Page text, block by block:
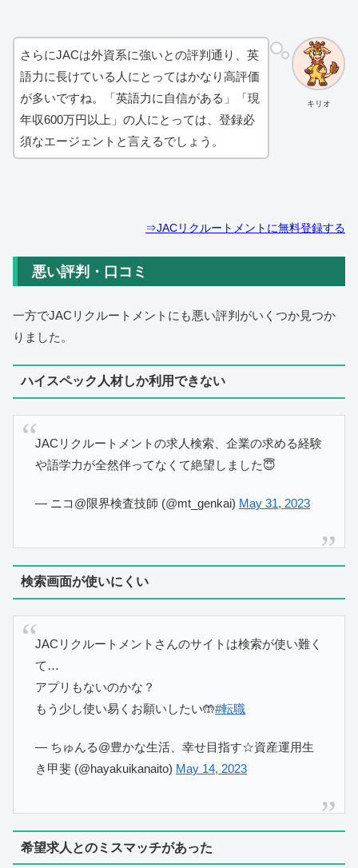
キリオ
さらにJACは外資系に強いとの評判通り、英
語力に長けている人にとってはかなり高評価
が多いですね。「英語力に自信がある」「現
年収600万円以上」の人にとっては、登録必
須なエージェントと言えるでしょう。
⇒JACリクルートメントに無料登録する
悪い評判・口コミ
一方でJACリクルートメントにも悪い評判がいくつか見つか
りました。
ハイスペック人材しか利用できない
JACリクルートメントの求人検索、企業の求める経験
や語学力が全然伴ってなくて絶望しました😇
— ニコ@限界検査技師 (@mt_genkai) May 31, 2023
検索画面が使いにくい
JACリクルートメントさんのサイトは検索が使い難く
て…
アプリもないのかな？
もう少し使い易くお願いしたい🤲#転職
— ちゅんる@豊かな生活、幸せ目指す☆資産運用生
き甲斐 (@hayakuikanaito) May 14, 2023
希望求人とのミスマッチがあった